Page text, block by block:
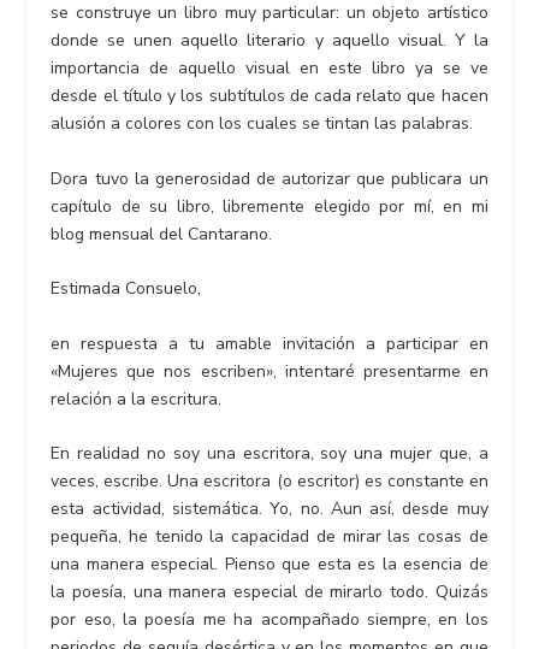
se construye un libro muy particular: un objeto artístico
donde se unen aquello literario y aquello visual. Y la
importancia de aquello visual en este libro ya se ve
desde el título y los subtítulos de cada relato que hacen
alusión a colores con los cuales se tintan las palabras.
Dora tuvo la generosidad de autorizar que publicara un
capítulo de su libro, libremente elegido por mí, en mi
blog mensual del Cantarano.
Estimada Consuelo,
en respuesta a tu amable invitación a participar en
«Mujeres que nos escriben», intentaré presentarme en
relación a la escritura.
En realidad no soy una escritora, soy una mujer que, a
veces, escribe. Una escritora (o escritor) es constante en
esta actividad, sistemática. Yo, no. Aun así, desde muy
pequeña, he tenido la capacidad de mirar las cosas de
una manera especial. Pienso que esta es la esencia de
la poesía, una manera especial de mirarlo todo. Quizás
por eso, la poesía me ha acompañado siempre, en los